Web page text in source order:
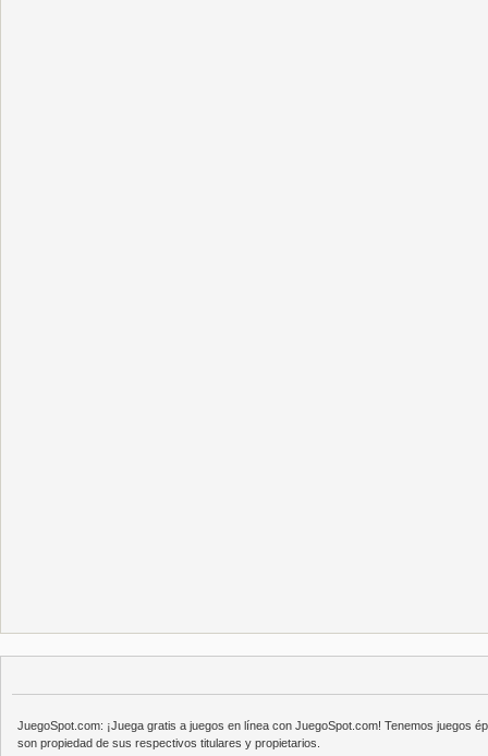
JuegoSpot.com: ¡Juega gratis a juegos en línea con JuegoSpot.com! Tenemos juegos
son propiedad de sus respectivos titulares y propietarios.